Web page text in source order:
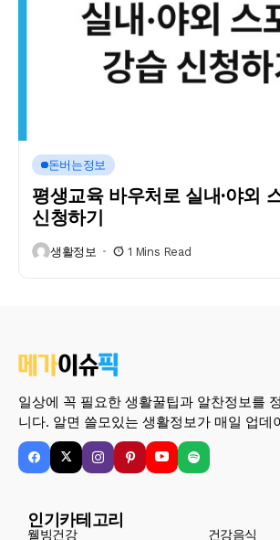
돈버는정보
평생교육 바우처로 실내·야외
신청하기
생활정보 1 Mins Read
일상에 꼭 필요한 생활꿀팁과 알찬정보를
니다. 알면 쓸모있는 생활정보가 매일 업데
인기카테고리
웰빙건강 건강음식